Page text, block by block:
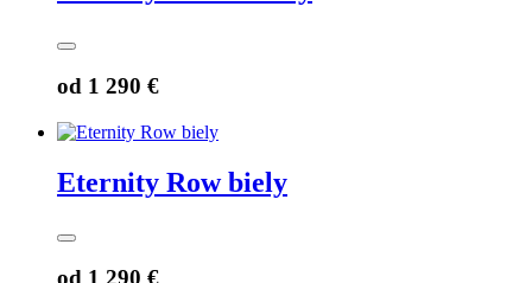
od 1 290 €
Eternity Row biely
od 1 290 €